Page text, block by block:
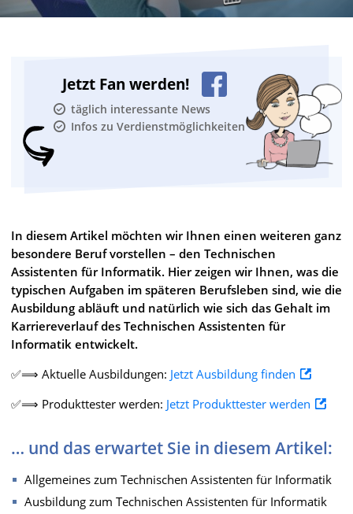
Jetzt Fan werden!
täglich interessante News
Infos zu Verdienstmöglichkeiten
In diesem Artikel möchten wir Ihnen einen weiteren ganz
besondere Beruf vorstellen – den Technischen
Assistenten für Informatik. Hier zeigen wir Ihnen, was die
typischen Aufgaben im späteren Berufsleben sind, wie die
Ausbildung abläuft und natürlich wie sich das Gehalt im
Karriereverlauf des Technischen Assistenten für
Informatik entwickelt.
✅⟹ Aktuelle Ausbildungen: Jetzt Ausbildung finden
✅⟹ Produkttester werden: Jetzt Produkttester werden
… und das erwartet Sie in diesem Artikel:
Allgemeines zum Technischen Assistenten für Informatik
Ausbildung zum Technischen Assistenten für Informatik